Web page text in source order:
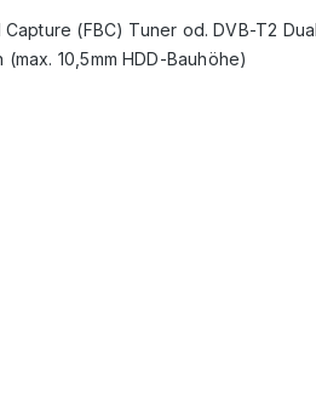
(FBC) Tuner od. DVB-T2 Dual
10,5mm HDD-Bauhöhe)